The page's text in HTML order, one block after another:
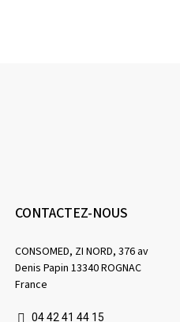
CONTACTEZ-NOUS
CONSOMED, ZI NORD, 376 av
Denis Papin 13340 ROGNAC
France
04 42 41 44 15